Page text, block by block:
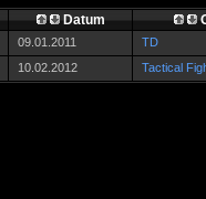
Datum
09.01.2011
TD
10.02.2012
Tactical